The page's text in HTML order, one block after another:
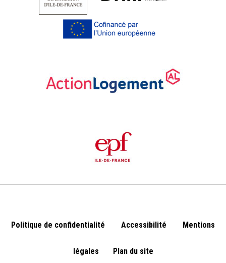
Politique de confidentialité Accessibilité Mentions
légales Plan du site